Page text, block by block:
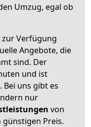
Umzug, egal ob
zur Verfügung
Angebote, die
sind. Der
und ist
. Bei uns gibt es
nur
von
Preis.